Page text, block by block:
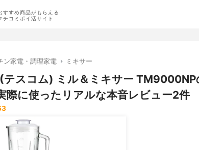
すすめ商品がもらえる
チコミポイ活サイト
ン家電・調理家電 ミキサー
テスコム) ミル＆ミキサー TM9000NP
際に使ったリアルな本音レビュー2件